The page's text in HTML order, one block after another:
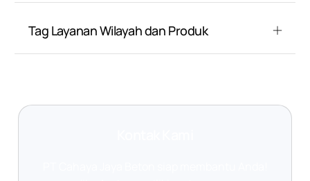
Tag Layanan Wilayah dan Produk